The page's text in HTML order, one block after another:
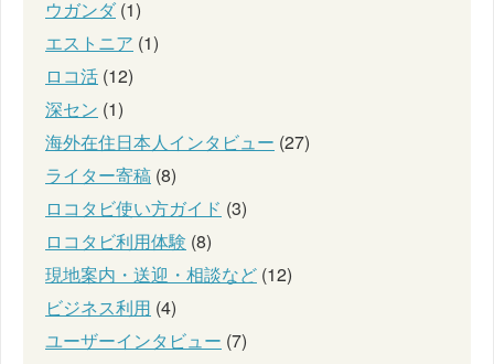
ウガンダ(1)
エストニア (1)
ロコ活 (12)
深セン (1)
海外在住日本人インタビュー (27)
ライター寄稿 (8)
ロコタビ使い方ガイド (3)
ロコタビ利用体験 (8)
現地案内・送迎・相談など (12)
ビジネス利用 (4)
ユーザーインタビュー (7)